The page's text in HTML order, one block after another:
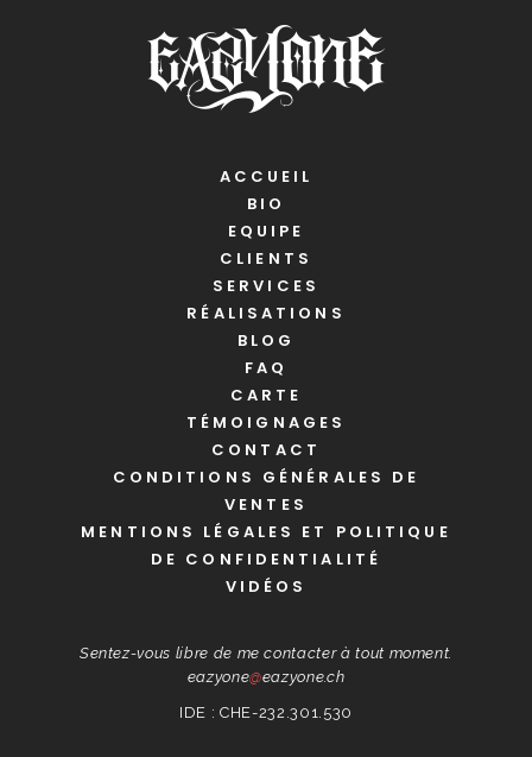
ACCUEIL
BIO
EQUIPE
CLIENTS
SERVICES
RÉALISATIONS
BLOG
FAQ
CARTE
TÉMOIGNAGES
CONTACT
CONDITIONS GÉNÉRALES DE
VENTES
MENTIONS LÉGALES ET POLITIQUE
DE CONFIDENTIALITÉ
VIDÉOS
Sentez-vous libre de me contacter à tout moment.
eazyone@eazyone.ch
IDE : CHE-232.301.530